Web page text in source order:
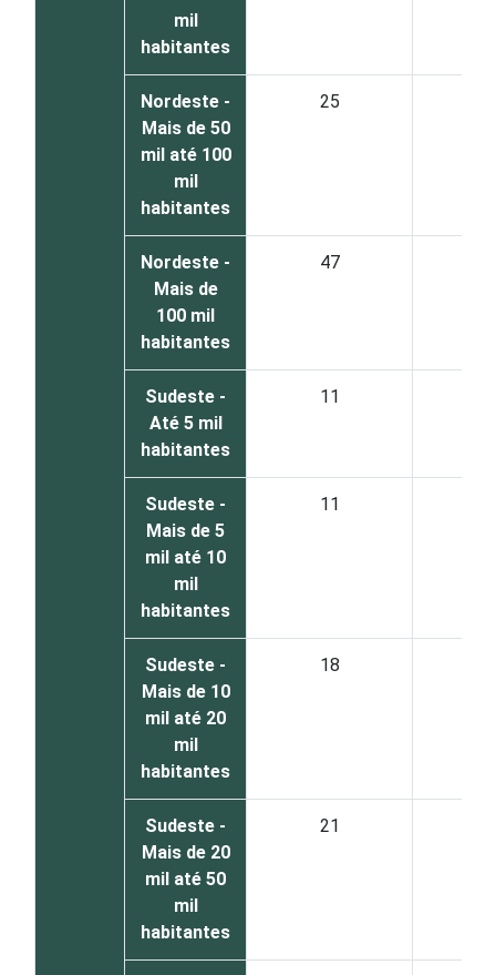
mil
habitantes
Nordeste -
Mais de 50
mil até 100
mil
habitantes
25
Nordeste -
Mais de
100 mil
habitantes
47
Sudeste -
Até 5 mil
habitantes
11
Sudeste -
Mais de 5
mil até 10
mil
habitantes
11
Sudeste -
Mais de 10
mil até 20
mil
habitantes
18
Sudeste -
Mais de 20
mil até 50
mil
habitantes
21